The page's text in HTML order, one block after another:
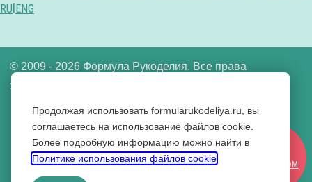
УЧАСТНИКОМ
RU ENG
© 2009 - 2026 Формула Рукоделия. Все права
защищены.
ООО «Формула рукоделия» ИНН 7721640592
Вконтакте
Одноклассники
Продолжая использовать formularukodeliya.ru, вы
соглашаетесь на использование файлов cookie.
Более подробную информацию можно найти в
Политике использования файлов cookie